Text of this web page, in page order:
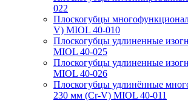
022
Плоскогубцы
V) MIOL 40-010
Плоскогубцы удлиненные
MIOL 40-025
Плоскогубцы удлиненные
MIOL 40-026
Плоскогубцы удлинённые
230 мм (Cr-V) MIOL 40-011